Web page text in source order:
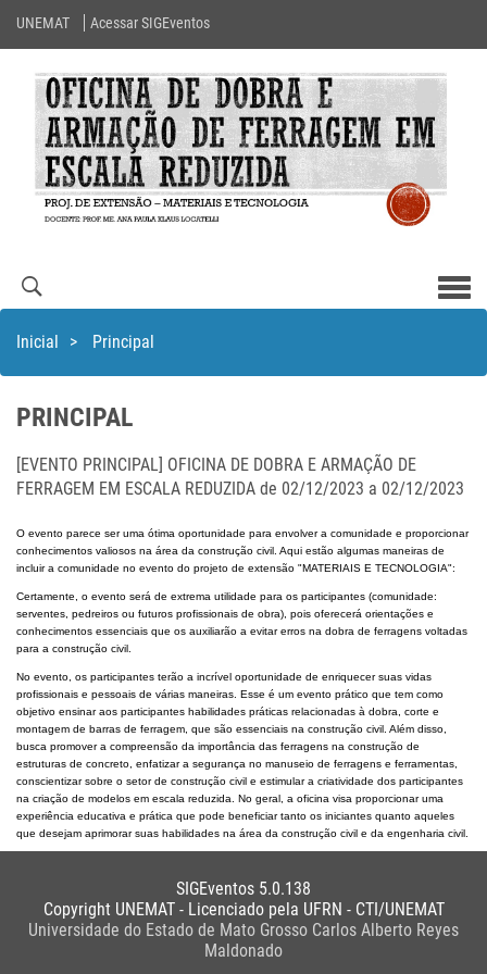
UNEMAT Acessar SIGEventos
Inicial > Principal
PRINCIPAL
[EVENTO PRINCIPAL] OFICINA DE DOBRA E ARMAÇÃO DE
FERRAGEM EM ESCALA REDUZIDA de 02/12/2023 a 02/12/2023
O evento parece ser uma ótima oportunidade para envolver a comunidade e proporcionar
conhecimentos valiosos na área da construção civil. Aqui estão algumas maneiras de
incluir a comunidade no evento do projeto de extensão "MATERIAIS E TECNOLOGIA":
Certamente, o evento será de extrema utilidade para os participantes (comunidade:
serventes, pedreiros ou futuros profissionais de obra), pois oferecerá orientações e
conhecimentos essenciais que os auxiliarão a evitar erros na dobra de ferragens voltadas
para a construção civil.
No evento, os participantes terão a incrível oportunidade de enriquecer suas vidas
profissionais e pessoais de várias maneiras. Esse é um evento prático que tem como
objetivo ensinar aos participantes habilidades práticas relacionadas à dobra, corte e
montagem de barras de ferragem, que são essenciais na construção civil. Além disso,
busca promover a compreensão da importância das ferragens na construção de
estruturas de concreto, enfatizar a segurança no manuseio de ferragens e ferramentas,
conscientizar sobre o setor de construção civil e estimular a criatividade dos participantes
na criação de modelos em escala reduzida. No geral, a oficina visa proporcionar uma
experiência educativa e prática que pode beneficiar tanto os iniciantes quanto aqueles
que desejam aprimorar suas habilidades na área da construção civil e da engenharia civil.
SIGEventos 5.0.138
Copyright UNEMAT - Licenciado pela UFRN - CTI/UNEMAT
Universidade do Estado de Mato Grosso Carlos Alberto Reyes
Maldonado